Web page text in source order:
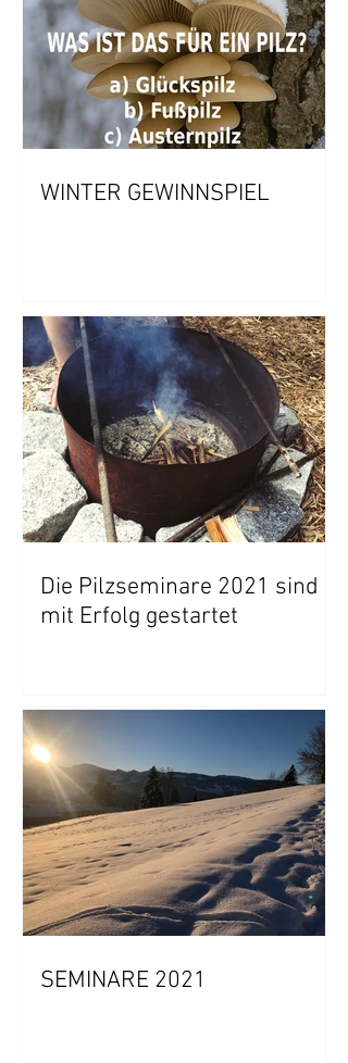
WINTER GEWINNSPIEL
Die Pilzseminare 2021 sind
mit Erfolg gestartet
SEMINARE 2021